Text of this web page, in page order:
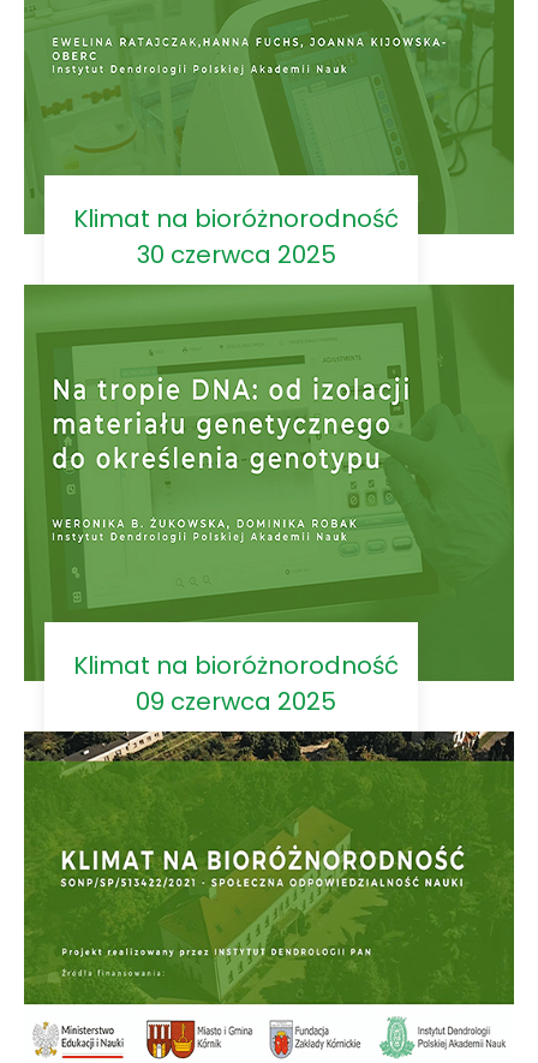
Klimat na bioróżnorodność
30 czerwca 2025
Klimat na bioróżnorodność
09 czerwca 2025